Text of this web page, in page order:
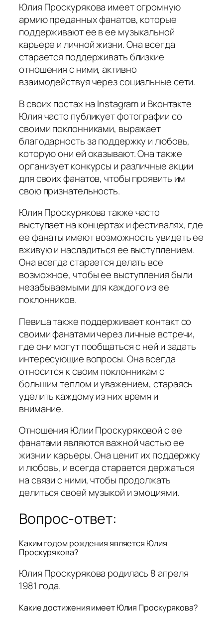
Юлия Проскурякова имеет огромную
армию преданных фанатов, которые
поддерживают ее в ее музыкальной
карьере и личной жизни. Она всегда
старается поддерживать близкие
отношения с ними, активно
взаимодействуя через социальные сети.
В своих постах на Instagram и Вконтакте
Юлия часто публикует фотографии со
своими поклонниками, выражает
благодарность за поддержку и любовь,
которую они ей оказывают. Она также
организует конкурсы и различные акции
для своих фанатов, чтобы проявить им
свою признательность.
Юлия Проскурякова также часто
выступает на концертах и фестивалях, где
ее фанаты имеют возможность увидеть ее
вживую и насладиться ее выступлением.
Она всегда старается делать все
возможное, чтобы ее выступления были
незабываемыми для каждого из ее
поклонников.
Певица также поддерживает контакт со
своими фанатами через личные встречи,
где они могут пообщаться с ней и задать
интересующие вопросы. Она всегда
относится к своим поклонникам с
большим теплом и уважением, стараясь
уделить каждому из них время и
внимание.
Отношения Юлии Проскуряковой с ее
фанатами являются важной частью ее
жизни и карьеры. Она ценит их поддержку
и любовь, и всегда старается держаться
на связи с ними, чтобы продолжать
делиться своей музыкой и эмоциями.
Вопрос-ответ:
Каким годом рождения является Юлия
Проскурякова?
Юлия Проскурякова родилась 8 апреля
1981 года.
Какие достижения имеет Юлия Проскурякова?